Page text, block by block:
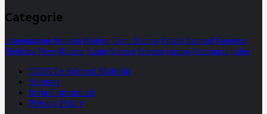
Categorie
alimentazione biologia Biology Com. Stampa Epatiti featured Genetica
Medicina News Ricerca Salute Science Scienza vaccini Veterinaria video
CCSVI e Sclerosi Multipla
Sitemap
Invia Comunicati
Privacy Policy